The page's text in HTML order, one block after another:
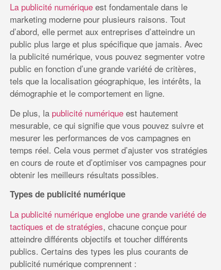
La publicité numérique est fondamentale dans le
marketing moderne pour plusieurs raisons. Tout
d’abord, elle permet aux entreprises d’atteindre un
public plus large et plus spécifique que jamais. Avec
la publicité numérique, vous pouvez segmenter votre
public en fonction d’une grande variété de critères,
tels que la localisation géographique, les intérêts, la
démographie et le comportement en ligne.
De plus, la publicité numérique est hautement
mesurable, ce qui signifie que vous pouvez suivre et
mesurer les performances de vos campagnes en
temps réel. Cela vous permet d’ajuster vos stratégies
en cours de route et d’optimiser vos campagnes pour
obtenir les meilleurs résultats possibles.
Types de publicité numérique
La publicité numérique englobe une grande variété de
tactiques et de stratégies, chacune conçue pour
atteindre différents objectifs et toucher différents
publics. Certains des types les plus courants de
publicité numérique comprennent :